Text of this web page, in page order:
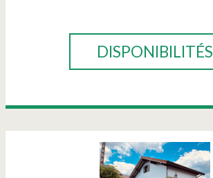
DISPONIBILITÉS